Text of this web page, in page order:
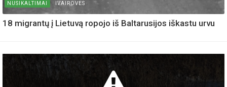
NUSIKALTIMAI IVAIROVES
18 migrantų į Lietuvą ropojo iš Baltarusijos iškastu urvu